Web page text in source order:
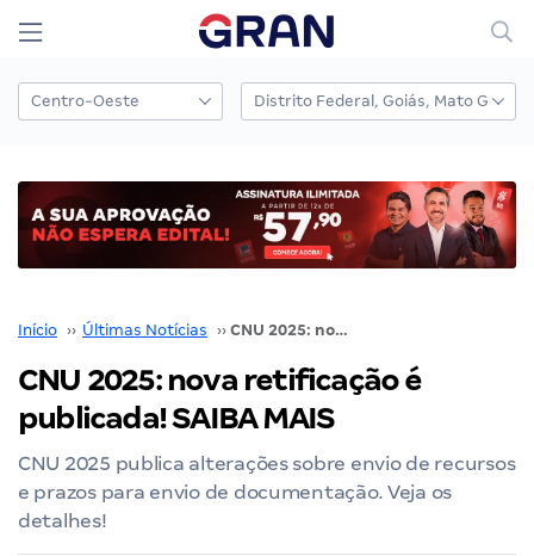
Início ›› Últimas Notícias ›› CNU 2025: nova retificação é publicada! SAIBA MAIS
CNU 2025: nova retificação é
publicada! SAIBA MAIS
CNU 2025 publica alterações sobre envio de recursos
e prazos para envio de documentação. Veja os
detalhes!